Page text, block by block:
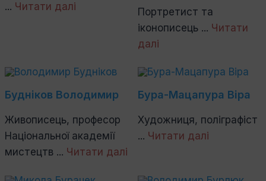
... Читати далі
Портретист та
іконописець ... Читати
далі
Будніков Володимир
Живописець, професор
Національної академії
мистецтв ... Читати далі
Бура-Мацапура Віра
Художниця, поліграфіст
... Читати далі